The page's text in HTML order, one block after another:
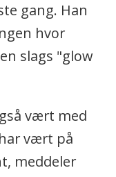
gang. Han
hvor
slags "glow
vært med
vært på
meddeler